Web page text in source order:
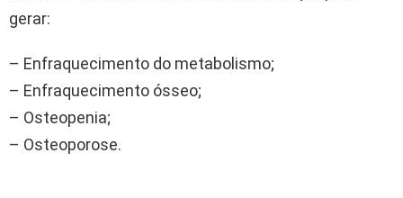
gerar:
– Enfraquecimento do metabolismo;
– Enfraquecimento ósseo;
– Osteopenia;
– Osteoporose.